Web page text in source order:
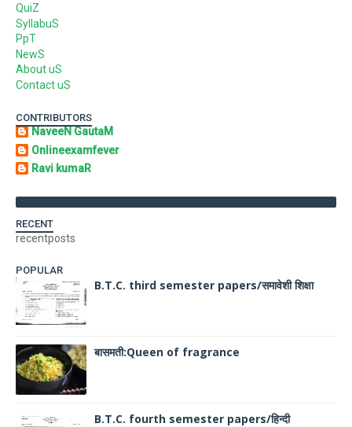
QuiZ
SyllabuS
PpT
NewS
About uS
Contact uS
CONTRIBUTORS
NaveeN GautaM
Onlineexamfever
Ravi kumaR
RECENT
recentposts
POPULAR
B.T.C. third semester papers/समावेशी शिक्षा
बासमती:Queen of fragrance
B.T.C. fourth semester papers/हिन्दी